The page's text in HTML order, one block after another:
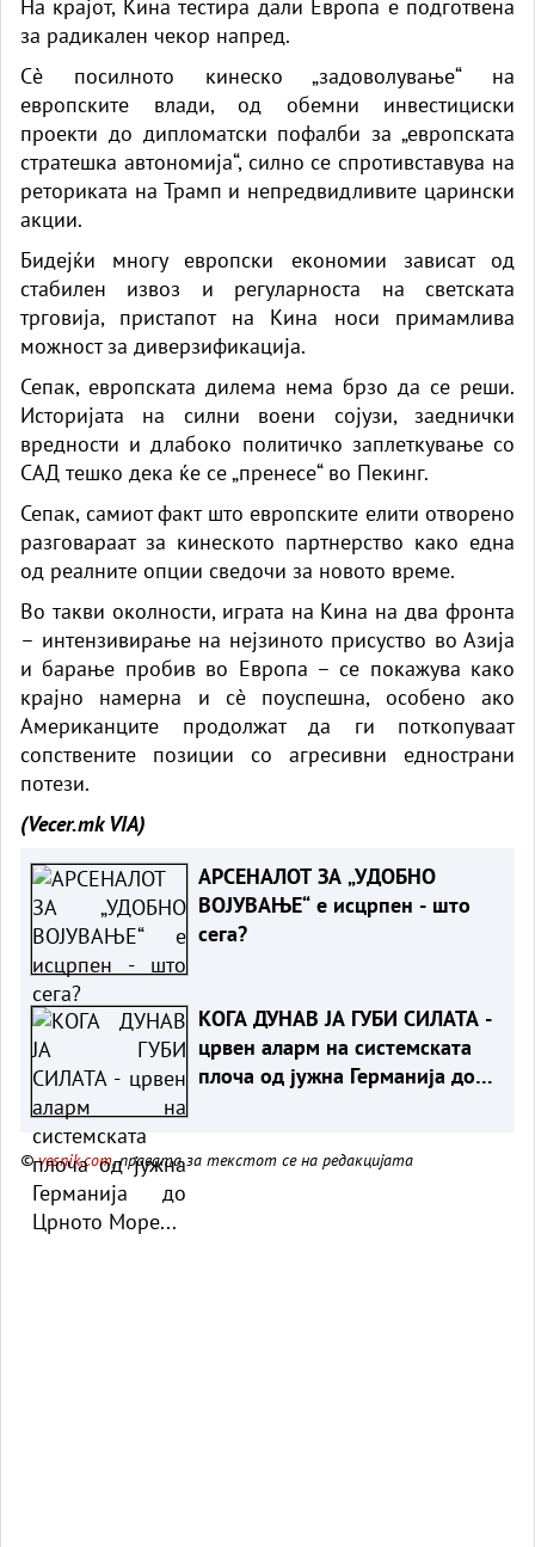
На крајот, Кина тестира дали Европа е подготвена
за радикален чекор напред.
Сè посилното кинеско „задоволување“ на
европските влади, од обемни инвестициски
проекти до дипломатски пофалби за „европската
стратешка автономија“, силно се спротивставува на
реториката на Трамп и непредвидливите царински
акции.
Бидејќи многу европски економии зависат од
стабилен извоз и регуларноста на светската
трговија, пристапот на Кина носи примамлива
можност за диверзификација.
Сепак, европската дилема нема брзо да се реши.
Историјата на силни воени сојузи, заеднички
вредности и длабоко политичко заплеткување со
САД тешко дека ќе се „пренесе“ во Пекинг.
Сепак, самиот факт што европските елити отворено
разговараат за кинеското партнерство како една
од реалните опции сведочи за новото време.
Во такви околности, играта на Кина на два фронта
– интензивирање на нејзиното присуство во Азија
и барање пробив во Европа – се покажува како
крајно намерна и сè поуспешна, особено ако
Американците продолжат да ги поткопуваат
сопствените позиции со агресивни еднострани
потези.
(Vecer.mkVIA)
АРСЕНАЛОТ ЗА „УДОБНО
ВОЈУВАЊЕ“ е исцрпен - што
сега?
КОГА ДУНАВ ЈА ГУБИ СИЛАТА -
црвен аларм на системската
плоча од јужна Германија до
©vesnik.com, правата за текстот се на редакцијата